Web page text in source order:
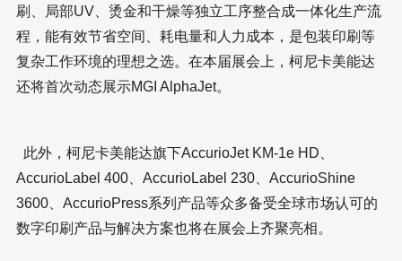
刷、局部UV、烫金和干燥等独立工序整合成一体化生产流
程，能有效节省空间、耗电量和人力成本，是包装印刷等
复杂工作环境的理想之选。在本届展会上，柯尼卡美能达
还将首次动态展示MGI AlphaJet。
此外，柯尼卡美能达旗下AccurioJet KM-1e HD、
AccurioLabel 400、AccurioLabel 230、AccurioShine
3600、AccurioPress系列产品等众多备受全球市场认可的
数字印刷产品与解决方案也将在展会上齐聚亮相。